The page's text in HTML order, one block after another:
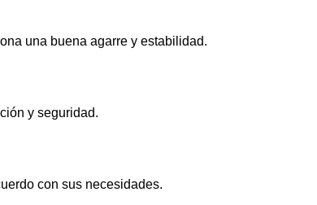
una buena agarre y estabilidad.
y seguridad.
con sus necesidades.